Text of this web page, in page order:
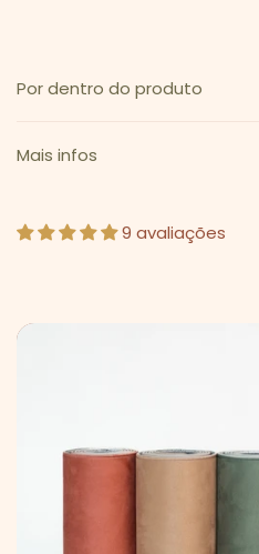
Por dentro do produto
Mais infos
9 avaliações